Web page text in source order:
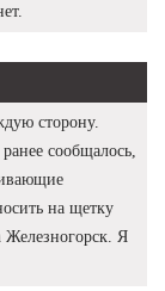
сторону.
сообщалось,
на щетку
Железногорск. Я